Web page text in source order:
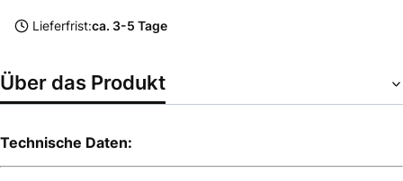
Lieferfrist:ca. 3-5 Tage
Über das Produkt
Technische Daten: